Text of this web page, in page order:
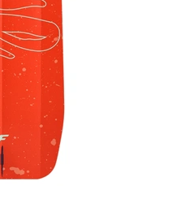
Platinium 3 2026 S
dodatek: